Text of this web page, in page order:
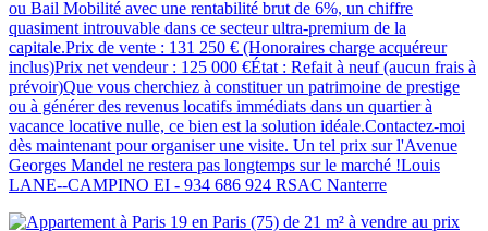
ou Bail Mobilité avec une rentabilité brut de 6%, un chiffre
quasiment introuvable dans ce secteur ultra-premium de la
capitale.Prix de vente : 131 250 € (Honoraires charge acquéreur
inclus)Prix net vendeur : 125 000 €État : Refait à neuf (aucun frais à
prévoir)Que vous cherchiez à constituer un patrimoine de prestige
ou à générer des revenus locatifs immédiats dans un quartier à
vacance locative nulle, ce bien est la solution idéale.Contactez-moi
dès maintenant pour organiser une visite. Un tel prix sur l'Avenue
Georges Mandel ne restera pas longtemps sur le marché !Louis
LANE--CAMPINO EI - 934 686 924 RSAC Nanterre